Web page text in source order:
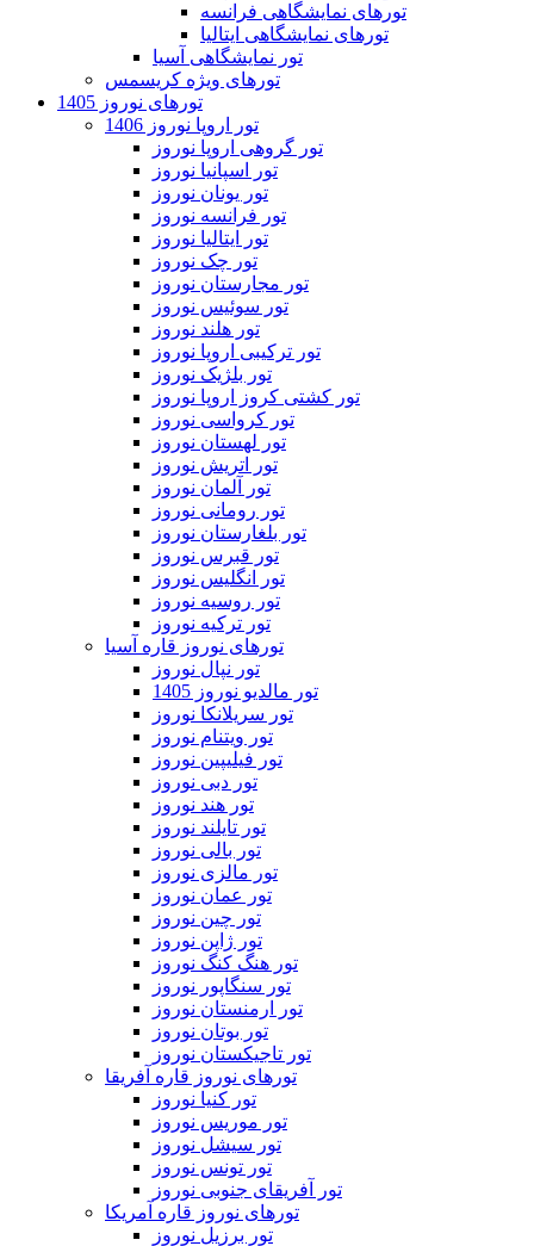
تورهای نمایشگاهی فرانسه
تورهای نمایشگاهی ایتالیا
تور نمایشگاهی آسیا
تورهای ویژه کریسمس
تورهای نوروز 1405
تور اروپا نوروز 1406
تور گروهی اروپا نوروز
تور اسپانیا نوروز
تور یونان نوروز
تور فرانسه نوروز
تور ایتالیا نوروز
تور چک نوروز
تور مجارستان نوروز
تور سوئیس نوروز
تور هلند نوروز
تور ترکیبی اروپا نوروز
تور بلژیک نوروز
تور کشتی کروز اروپا نوروز
تور کرواسی نوروز
تور لهستان نوروز
تور اتریش نوروز
تور آلمان نوروز
تور رومانی نوروز
تور بلغارستان نوروز
تور قبرس نوروز
تور انگلیس نوروز
تور روسیه نوروز
تور ترکیه نوروز
تورهای نوروز قاره آسیا
تور نپال نوروز
تور مالدیو نوروز 1405
تور سریلانکا نوروز
تور ویتنام نوروز
تور فیلیپین نوروز
تور دبی نوروز
تور هند نوروز
تور تایلند نوروز
تور بالی نوروز
تور مالزی نوروز
تور عمان نوروز
تور چین نوروز
تور ژاپن نوروز
تور هنگ کنگ نوروز
تور سنگاپور نوروز
تور ارمنستان نوروز
تور بوتان نوروز
تور تاجیکستان نوروز
تورهای نوروز قاره آفریقا
تور کنیا نوروز
تور موریس نوروز
تور سیشل نوروز
تور تونس نوروز
تور آفریقای جنوبی نوروز
تورهای نوروز قاره آمریکا
تور برزیل نوروز